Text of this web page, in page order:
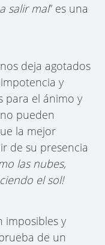
salir mal” es una
deja agotados
y
para el ánimo y
pueden
la mejor
de su presencia
las nubes,
el sol!
imposibles y
de un